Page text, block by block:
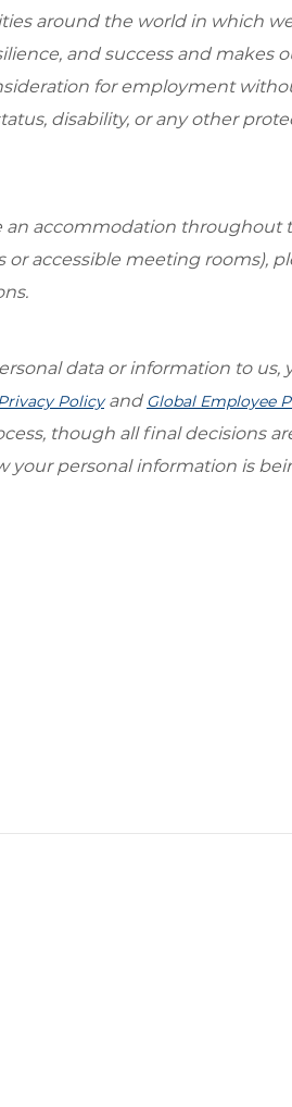
around the world in which
and success and makes
for employment
disability, or any other
an accommodation
accessible meeting rooms),
data or information to us,
Policyand Global Employee
though all final decisions
your personal information is